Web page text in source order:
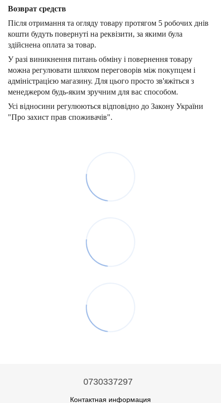
Возврат средств
Після отримання та огляду товару протягом 5 робочих днів
кошти будуть повернуті на реквізити, за якими була
здійснена оплата за товар.
У разі виникнення питань обміну і повернення товару
можна регулювати шляхом переговорів між покупцем і
адміністрацією магазину. Для цього просто зв'яжіться з
менеджером будь-яким зручним для вас способом.
Усі відносини регулюються відповідно до Закону України
"Про захист прав споживачів".
0730337297
Контактная информация